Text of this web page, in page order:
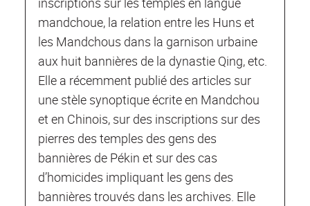
mandchoue, la relation entre les Huns et
les Mandchous dans la garnison urbaine
aux huit bannières de la dynastie Qing, etc.
Elle a récemment publié des articles sur
une stèle synoptique écrite en Mandchou
et en Chinois, sur des inscriptions sur des
pierres des temples des gens des
bannières de Pékin et sur des cas
d’homicides impliquant les gens des
bannières trouvés dans les archives. Elle